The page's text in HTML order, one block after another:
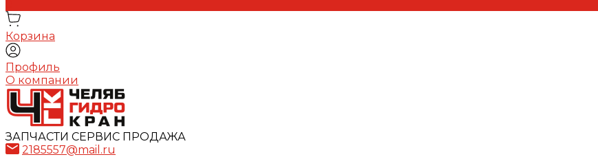
Корзина
Профиль
О компании
ЗАПЧАСТИ СЕРВИС ПРОДАЖА
2185557@mail.ru